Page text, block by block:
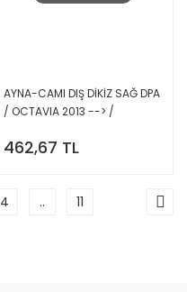
AYNA-CAMI DIŞ DİKİZ SAĞ DPA
/ OCTAVIA 2013 --> /
462,67 TL
4 .. 11